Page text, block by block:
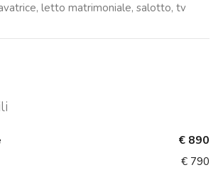
letto matrimoniale, salotto, tv
€ 890
€ 790